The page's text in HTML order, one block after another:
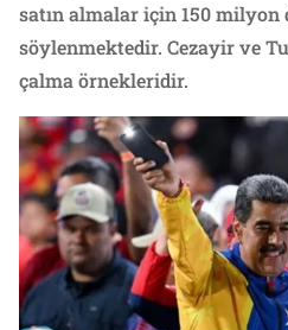
satın almalar için 150 milyon
söylenmektedir. Cezayir ve
çalma örnekleridir.